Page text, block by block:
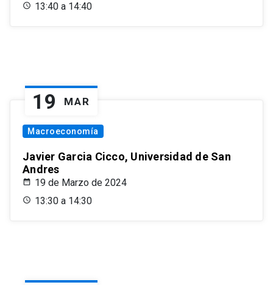
13:40 a 14:40
19 MAR
Macroeconomía
Javier Garcia Cicco, Universidad de San
Andres
19 de Marzo de 2024
13:30 a 14:30